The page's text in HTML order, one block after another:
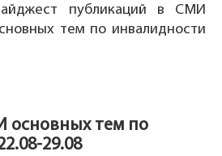
публикаций в СМИ
тем по инвалидности
тем по
29.08